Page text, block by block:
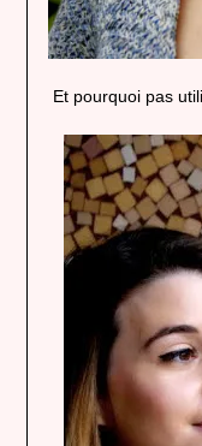
Et pourquoi pas